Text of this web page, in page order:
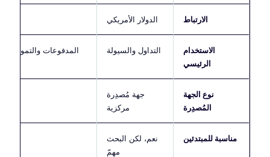
الارتباط الدولار الأمريكي
الاستخدام
الرئيسي
التداول والسيولة المدفوعات والتمويل
نوع الجهة
المُصدِرة
جهة مُصدِرة
مركزية
مناسبة للمبتدئين
نعم، لكن البحث
مهمّ